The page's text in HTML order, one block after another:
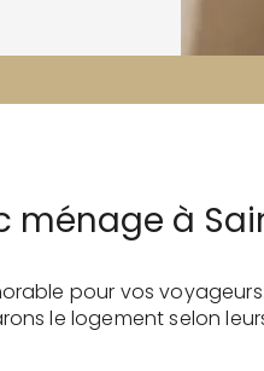
ménage à
pour vos
le logement selon